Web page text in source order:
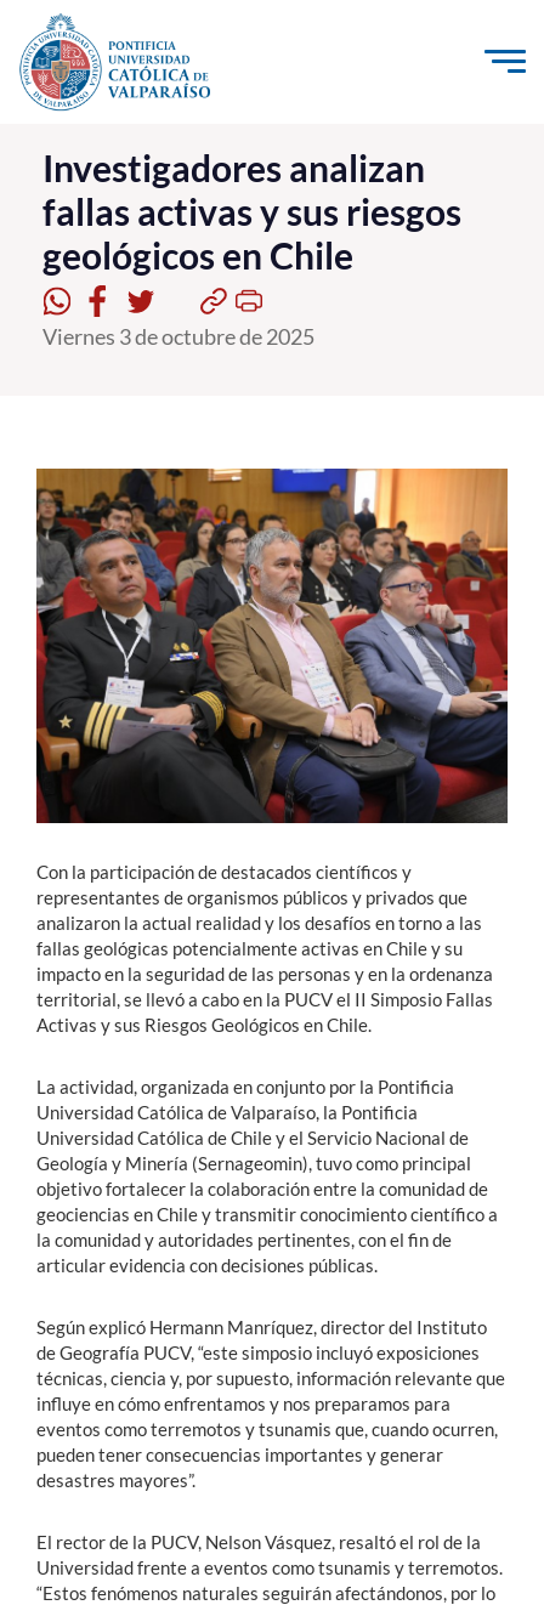
Click acá para ir directamente al contenido
La Universidad
Investigación, Creación e Innovación
PUCV Internacional
Vinculación con el Medio
Formación Continua
Estudiantes
Académicos
Funcionarios
Alumni
Investigadores analizan
fallas activas y sus riesgos
geológicos en Chile
Viernes 3 de octubre de 2025
Con la participación de destacados científicos y
representantes de organismos públicos y privados que
analizaron la actual realidad y los desafíos en torno a las
fallas geológicas potencialmente activas en Chile y su
impacto en la seguridad de las personas y en la ordenanza
territorial, se llevó a cabo en la PUCV el II Simposio Fallas
Activas y sus Riesgos Geológicos en Chile.
La actividad, organizada en conjunto por la Pontificia
Universidad Católica de Valparaíso, la Pontificia
Universidad Católica de Chile y el Servicio Nacional de
Geología y Minería (Sernageomin), tuvo como principal
objetivo fortalecer la colaboración entre la comunidad de
geociencias en Chile y transmitir conocimiento científico a
la comunidad y autoridades pertinentes, con el fin de
articular evidencia con decisiones públicas.
Según explicó Hermann Manríquez, director del Instituto
de Geografía PUCV, “este simposio incluyó exposiciones
técnicas, ciencia y, por supuesto, información relevante que
influye en cómo enfrentamos y nos preparamos para
eventos como terremotos y tsunamis que, cuando ocurren,
pueden tener consecuencias importantes y generar
desastres mayores”.
El rector de la PUCV, Nelson Vásquez, resaltó el rol de la
Universidad frente a eventos como tsunamis y terremotos.
“Estos fenómenos naturales seguirán afectándonos, por lo